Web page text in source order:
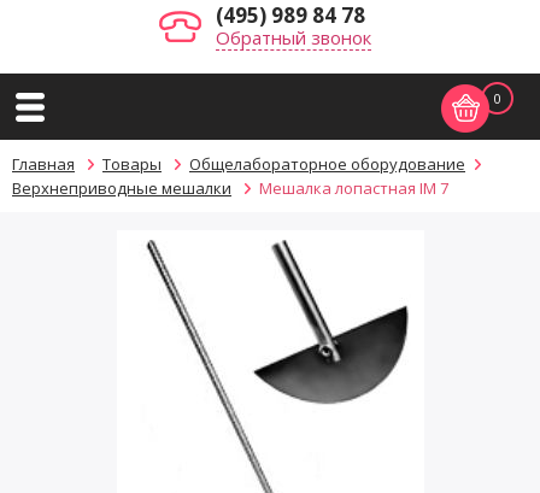
(495) 989 84 78
Обратный звонок
0
Главная Товары
Общелабораторное оборудование
Верхнеприводные мешалки
Мешалка лопастная IM 7